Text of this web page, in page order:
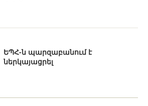
ԵՊՀ-ն պարզաբանում է
ներկայացրել